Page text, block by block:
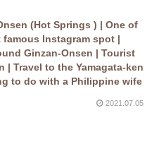
(Hot Springs ) | One of
famous Instagram spot |
Ginzan-Onsen | Tourist
| Travel to the Yamagata-ken
to do with a Philippine wife
2021.07.05